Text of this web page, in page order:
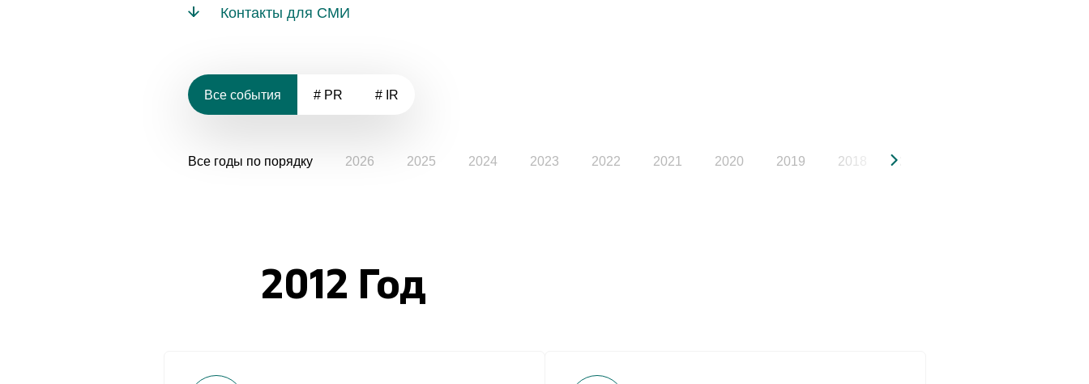
Контакты для СМИ
Все события # PR # IR
Все годы по порядку 2026 2025 2024 2023 2022 2021 2020 2019 2018
2012 Год